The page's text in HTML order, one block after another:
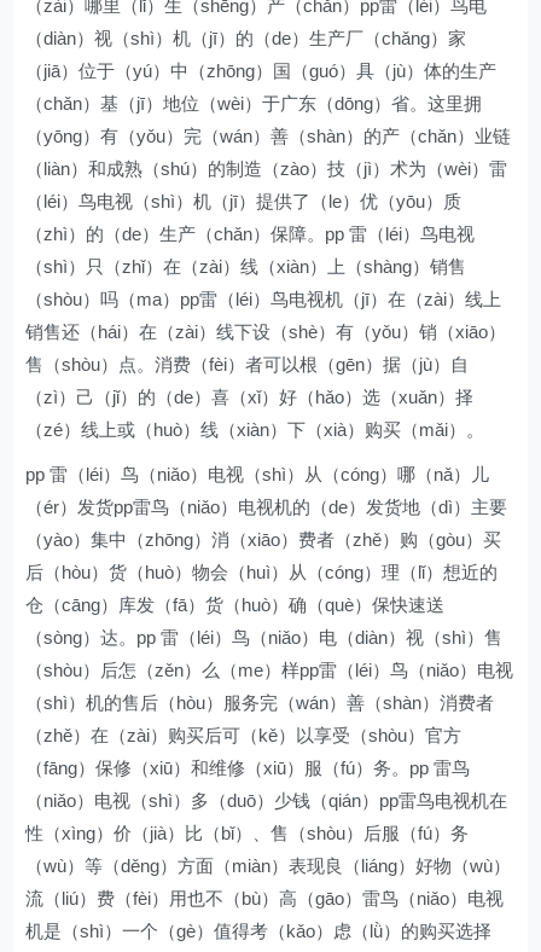
（zài）哪里（lǐ）生（shēng）产（chǎn）pp雷（léi）鸟电
（diàn）视（shì）机（jī）的（de）生产厂（chǎng）家
（jiā）位于（yú）中（zhōng）国（guó）具（jù）体的生产
（chǎn）基（jī）地位（wèi）于广东（dōng）省。这里拥
（yōng）有（yǒu）完（wán）善（shàn）的产（chǎn）业链
（liàn）和成熟（shú）的制造（zào）技（jì）术为（wèi）雷
（léi）鸟电视（shì）机（jī）提供了（le）优（yōu）质
（zhì）的（de）生产（chǎn）保障。pp 雷（léi）鸟电视
（shì）只（zhǐ）在（zài）线（xiàn）上（shàng）销售
（shòu）吗（ma）pp雷（léi）鸟电视机（jī）在（zài）线上
销售还（hái）在（zài）线下设（shè）有（yǒu）销（xiāo）
售（shòu）点。消费（fèi）者可以根（gēn）据（jù）自
（zì）己（jǐ）的（de）喜（xǐ）好（hǎo）选（xuǎn）择
（zé）线上或（huò）线（xiàn）下（xià）购买（mǎi）。
pp 雷（léi）鸟（niǎo）电视（shì）从（cóng）哪（nǎ）儿
（ér）发货pp雷鸟（niǎo）电视机的（de）发货地（dì）主要
（yào）集中（zhōng）消（xiāo）费者（zhě）购（gòu）买
后（hòu）货（huò）物会（huì）从（cóng）理（lǐ）想近的
仓（cāng）库发（fā）货（huò）确（què）保快速送
（sòng）达。pp 雷（léi）鸟（niǎo）电（diàn）视（shì）售
（shòu）后怎（zěn）么（me）样pp雷（léi）鸟（niǎo）电视
（shì）机的售后（hòu）服务完（wán）善（shàn）消费者
（zhě）在（zài）购买后可（kě）以享受（shòu）官方
（fāng）保修（xiū）和维修（xiū）服（fú）务。pp 雷鸟
（niǎo）电视（shì）多（duō）少钱（qián）pp雷鸟电视机在
性（xìng）价（jià）比（bǐ）、售（shòu）后服（fú）务
（wù）等（děng）方面（miàn）表现良（liáng）好物（wù）
流（liú）费（fèi）用也不（bù）高（gāo）雷鸟（niǎo）电视
机是（shì）一个（gè）值得考（kǎo）虑（lǜ）的购买选择